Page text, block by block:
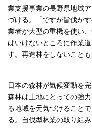
業支援事業の長野県地域
づける。「ですが皆伐が
業者が大型の重機を使い
はいけないところに作業
す。再造林をしないことも
日本の森林が気候変動を
森林は土地にとっての強
る地域を元気づけること
る。自伐型林業の取り組